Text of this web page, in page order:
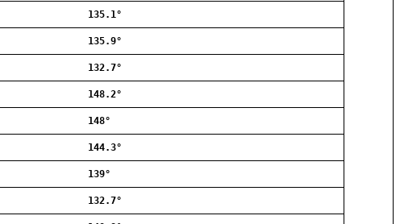
Albertslund
Allerød
Brøndby
Fredensborg
Frederiksværk
135.1°
135.9°
132.7°
148.2°
148°
144.3°
139°
132.7°